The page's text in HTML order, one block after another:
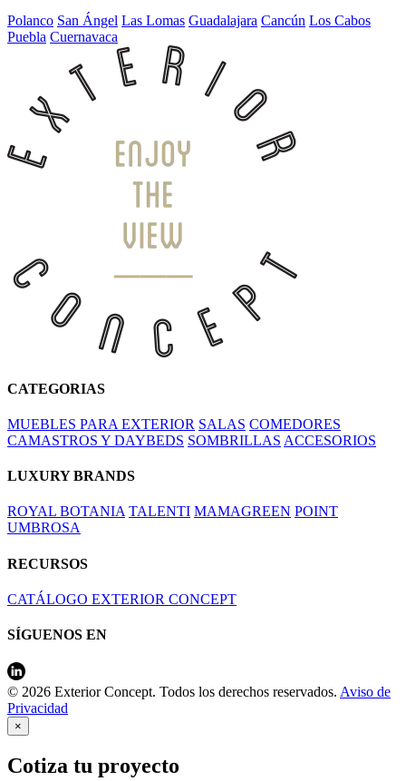
Polanco San Ángel Las Lomas Guadalajara Cancún Los Cabos
Puebla Cuernavaca
CATEGORIAS
MUEBLES PARA EXTERIOR SALAS COMEDORES
CAMASTROS Y DAYBEDS SOMBRILLAS ACCESORIOS
LUXURY BRANDS
ROYAL BOTANIA TALENTI MAMAGREEN POINT
UMBROSA
RECURSOS
CATÁLOGO EXTERIOR CONCEPT
SÍGUENOS EN
© 2026 Exterior Concept. Todos los derechos reservados. Aviso de
Privacidad
×
Cotiza tu proyecto